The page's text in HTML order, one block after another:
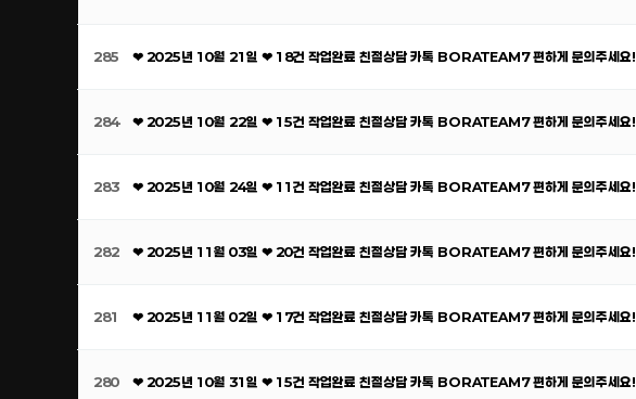
285 ❤ 2025년 10월 21일 ❤ 18건 작업완료 친절상담 카톡 BORATEAM7 편하게 문의주세요!
284 ❤ 2025년 10월 22일 ❤ 15건 작업완료 친절상담 카톡 BORATEAM7 편하게 문의주세요!
283 ❤ 2025년 10월 24일 ❤ 11건 작업완료 친절상담 카톡 BORATEAM7 편하게 문의주세요!
282 ❤ 2025년 11월 03일 ❤ 20건 작업완료 친절상담 카톡 BORATEAM7 편하게 문의주세요!
281 ❤ 2025년 11월 02일 ❤ 17건 작업완료 친절상담 카톡 BORATEAM7 편하게 문의주세요!
280 ❤ 2025년 10월 31일 ❤ 15건 작업완료 친절상담 카톡 BORATEAM7 편하게 문의주세요!